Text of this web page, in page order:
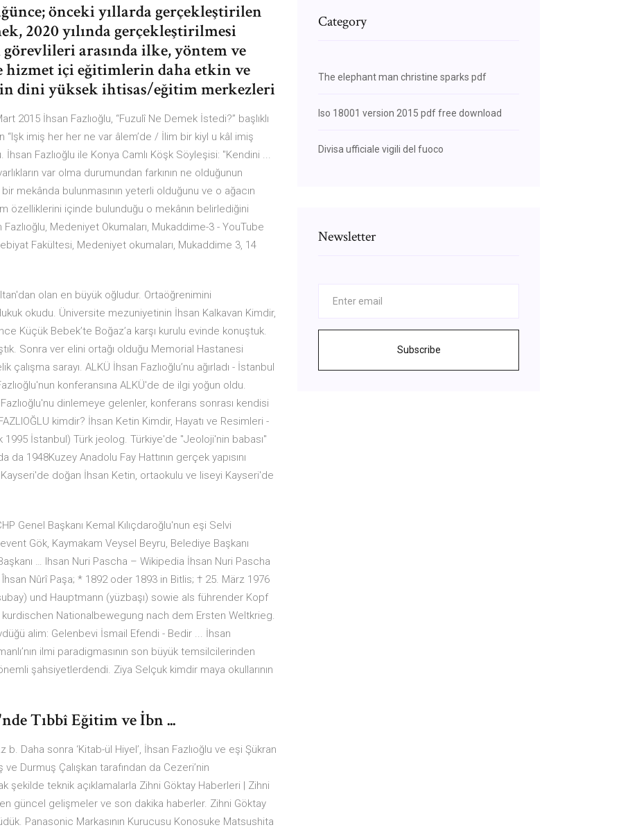
önceki yıllarda gerçekleştirilen
2020 yılında gerçekleştirilmesi
arasında ilke, yöntem ve
içi eğitimlerin daha etkin ve
dini yüksek ihtisas/eğitim merkezleri
2015 İhsan Fazlıoğlu, “Fuzulî Ne Demek İstedi?” başlıklı
“Işk imiş her her ne var âlem’de / İlim bir kiyl u kâl imiş
Fazlıoğlu ile Konya Camlı Köşk Söyleşisi: "Kendini ...
var olma durumundan farkının ne olduğunun
mekânda bulunmasının yeterli olduğunu ve o ağacın
özelliklerini içinde bulunduğu o mekânın belirlediğini
Medeniyet Okumaları, Mukaddime-3 - YouTube
Fakültesi, Medeniyet okumaları, Mukaddime 3, 14
olan en büyük oğludur. Ortaöğrenimini
okudu. Üniversite mezuniyetinin İhsan Kalkavan Kimdir,
Küçük Bebek’te Boğaz’a karşı kurulu evinde konuştuk.
Sonra ver elini ortağı olduğu Memorial Hastanesi
sarayı. ALKÜ İhsan Fazlıoğlu’nu ağırladı - İstanbul
konferansına ALKÜ'de de ilgi yoğun oldu.
dinlemeye gelenler, konferans sonrası kendisi
kimdir? İhsan Ketin Kimdir, Hayatı ve Resimleri -
1995 İstanbul) Türk jeolog. Türkiye'de "Jeoloji'nin babası"
1948Kuzey Anadolu Fay Hattının gerçek yapısını
Kayseri'de doğan İhsan Ketin, ortaokulu ve liseyi Kayseri'de
Genel Başkanı Kemal Kılıçdaroğlu'nun eşi Selvi
Gök, Kaymakam Veysel Beyru, Belediye Başkanı
… Ihsan Nuri Pascha – Wikipedia İhsan Nuri Pascha
und Hauptmann (yüzbaşı) sowie als führender Kopf
Nationalbewegung nach dem Ersten Weltkrieg.
alim: Gelenbevi İsmail Efendi - Bedir ... İhsan
ilmi paradigmasının son büyük temsilcilerinden
şahsiyetlerdendi. Ziya Selçuk kimdir maya okullarının
Tıbbî Eğitim ve İbn ...
b. Daha sonra ‘Kitab-ül Hiyel’, İhsan Fazlıoğlu ve eşi Şükran
Durmuş Çalışkan tarafından da Cezeri’nin
şekilde teknik açıklamalarla Zihni Göktay Haberleri | Zihni
güncel gelişmeler ve son dakika haberler. Zihni Göktay
Panasonic Markasının Kurucusu Konosuke Matsushita
Category
The elephant man christine sparks pdf
Iso 18001 version 2015 pdf free download
Divisa ufficiale vigili del fuoco
Newsletter
Subscribe